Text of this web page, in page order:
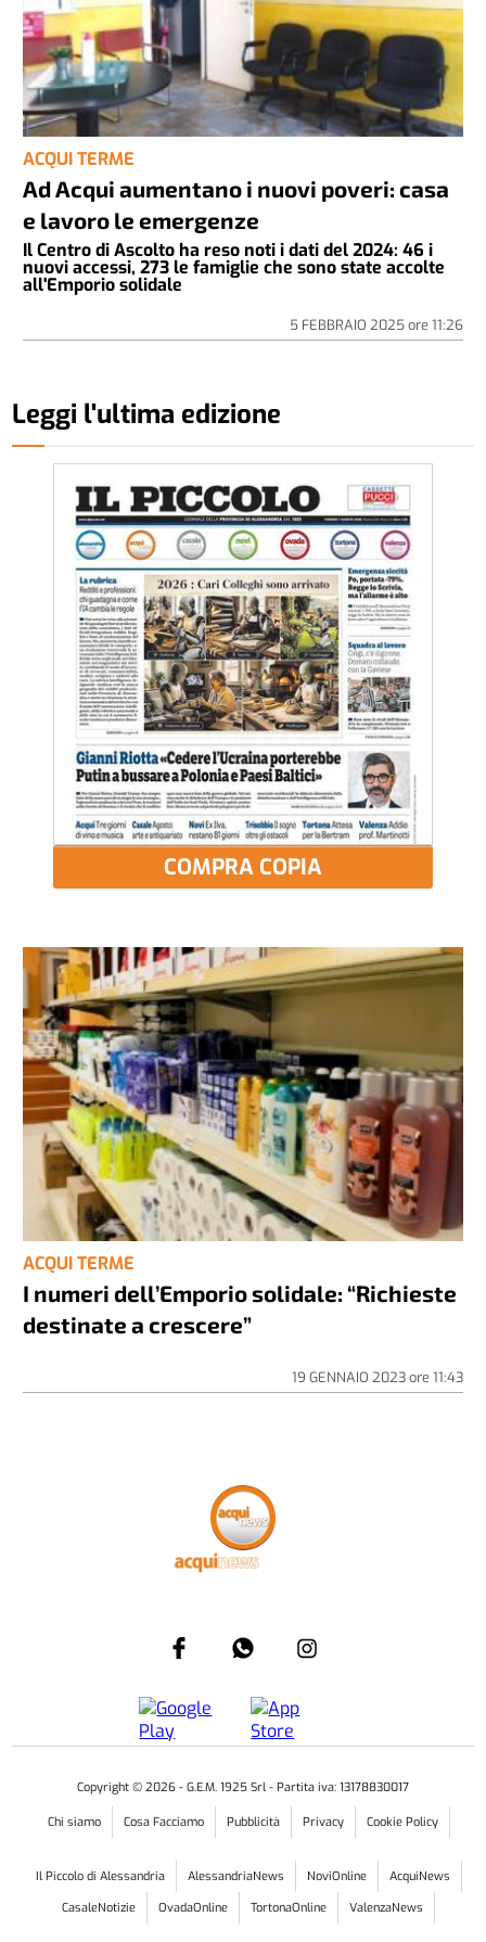
ACQUI TERME
Ad Acqui aumentano i nuovi poveri: casa
e lavoro le emergenze
Il Centro di Ascolto ha reso noti i dati del 2024: 46 i
nuovi accessi, 273 le famiglie che sono state accolte
all'Emporio solidale
5 FEBBRAIO 2025ore 11:26
Leggi l'ultima edizione
COMPRA COPIA
ACQUI TERME
I numeri dell’Emporio solidale: “Richieste
destinate a crescere”
19 GENNAIO 2023ore 11:43
Copyright © 2026 - G.E.M. 1925 Srl - Partita iva: 13178830017
Chi siamo Cosa Facciamo Pubblicità Privacy Cookie Policy
Il Piccolo di Alessandria AlessandriaNews NoviOnline
AcquiNews
CasaleNotizie
OvadaOnline TortonaOnline ValenzaNews